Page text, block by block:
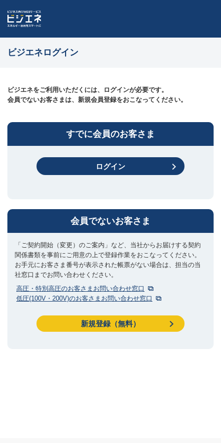
ビジエネログイン
ビジエネをご利用いただくには、ログインが必要です。
会員でないお客さまは、新規会員登録をおこなってください。
すでに会員のお客さま
ログイン
会員でないお客さま
「ご契約開始（変更）のご案内」など、当社からお届けする契約
関係書類を事前にご用意の上で登録作業をおこなってください。
お手元にお客さま番号が表示された帳票がない場合は、担当の当
社窓口までお問い合わせください。
高圧・特別高圧のお客さまお問い合わせ窓口
低圧(100V・200V)のお客さまお問い合わせ窓口
新規登録（無料）